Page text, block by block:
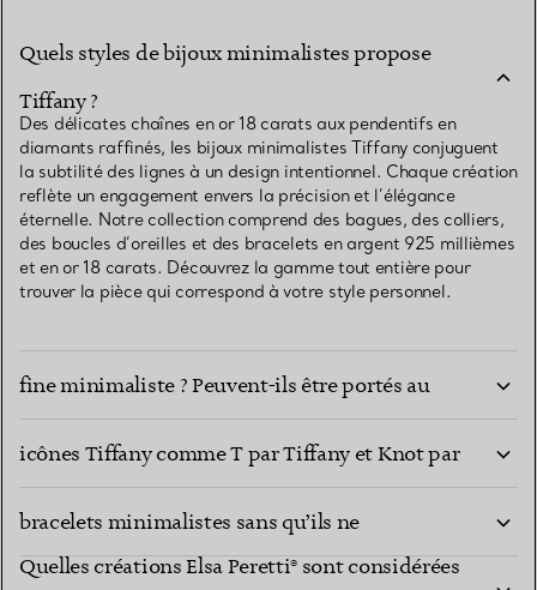
Quels styles de bijoux minimalistes propose
Tiffany ?
Des délicates chaînes en or 18 carats aux pendentifs en
diamants raffinés, les bijoux minimalistes Tiffany conjuguent
la subtilité des lignes à un design intentionnel. Chaque création
reflète un engagement envers la précision et l’élégance
éternelle. Notre collection comprend des bagues, des colliers,
des boucles d’oreilles et des bracelets en argent 925 millièmes
et en or 18 carats. Découvrez la gamme tout entière pour
trouver la pièce qui correspond à votre style personnel.
fine minimaliste ? Peuvent-ils être portés au
Quelles expressions minimalistes proposent les
icônes Tiffany comme T par Tiffany et Knot par
Comment puis-je superposer des colliers et des
bracelets minimalistes sans qu’ils ne
s’emmêlent ?
Quelles créations Elsa Peretti® sont considérées